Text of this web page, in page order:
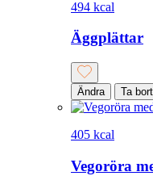
494 kcal
Äggplättar
Ändra Ta bort
405 kcal
Vegoröra